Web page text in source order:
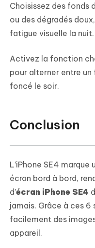
Choisissez des fonds
ou des dégradés
fatigue visuelle la nuit.
Activez la fonction
pour alterner entre
foncé le soir.
Conclusion
L’iPhone SE4
écran bord à bord,
d’écran iPhone SE4
jamais. Grâce à ces
facilement des
appareil.